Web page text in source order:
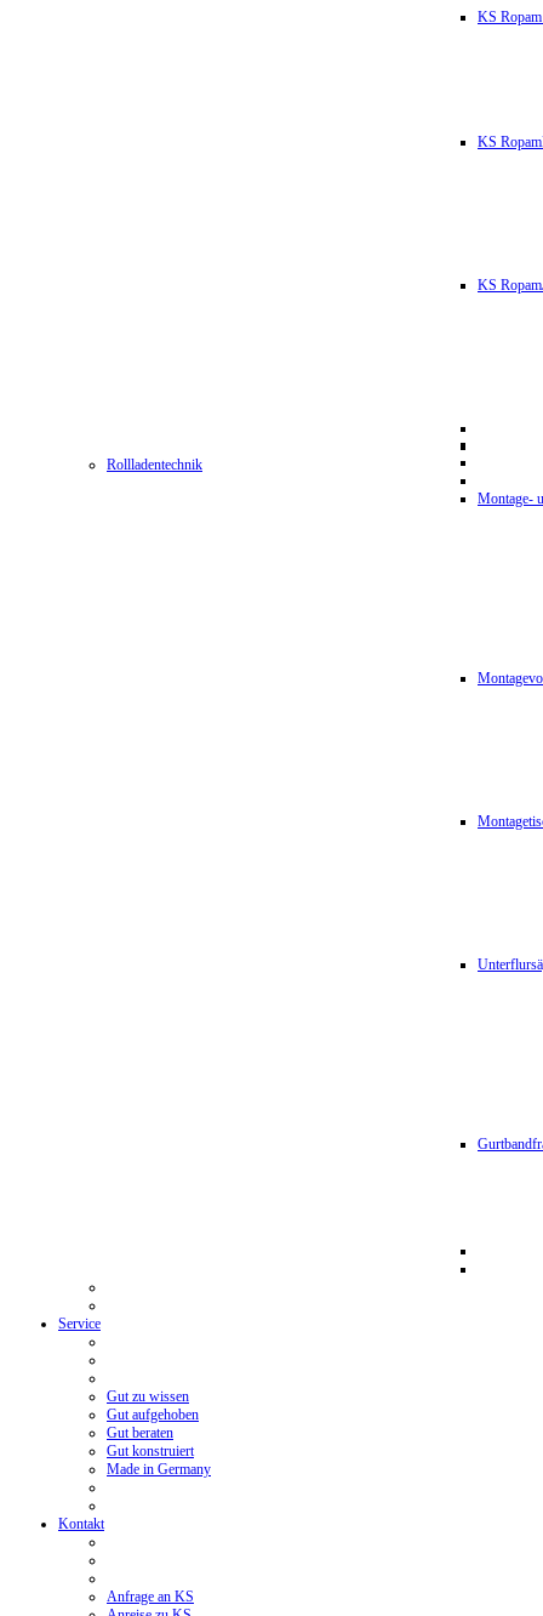
KS
KS
KS
Rollladentechnik
Montage-
Service
Gut zu wissen
Gut aufgehoben
Gut beraten
Gut konstruiert
Made in Germany
Kontakt
Anfrage an KS